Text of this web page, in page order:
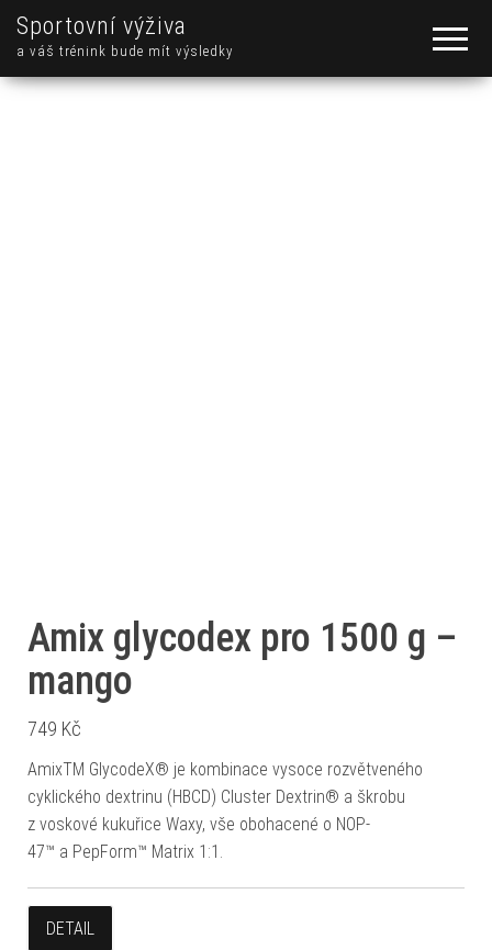
Sportovní výživa
a váš trénink bude mít výsledky
Amix glycodex pro 1500 g –
mango
749 Kč
AmixTM GlycodeX® je kombinace vysoce rozvětveného
cyklického dextrinu (HBCD) Cluster Dextrin® a škrobu
z voskové kukuřice Waxy, vše obohacené o NOP-
47™ a PepForm™ Matrix 1:1.
DETAIL